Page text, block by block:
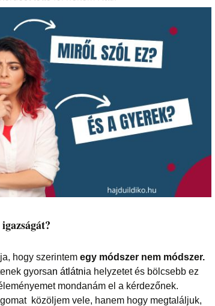
foglalkozások
hogy szerintem egy módszer nem módszer.
gyorsan átlátnia helyzetet és bölcsebb ez
mondanám el a kérdezőnek.
közöljem vele, hanem hogy megtaláljuk,